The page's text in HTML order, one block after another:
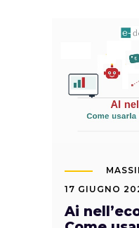
17 GIUGNO
Ai